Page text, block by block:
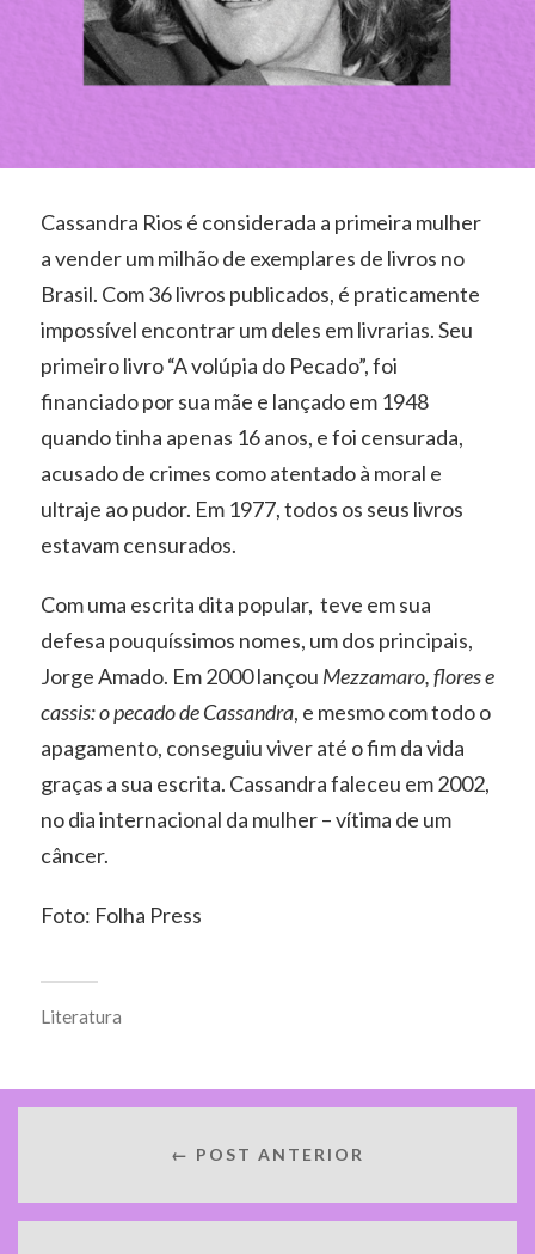
Cassandra Rios é considerada a primeira mulher
a vender um milhão de exemplares de livros no
Brasil. Com 36 livros publicados, é praticamente
impossível encontrar um deles em livrarias. Seu
primeiro livro “A volúpia do Pecado”, foi
financiado por sua mãe e lançado em 1948
quando tinha apenas 16 anos, e foi censurada,
acusado de crimes como atentado à moral e
ultraje ao pudor. Em 1977, todos os seus livros
estavam censurados.
Com uma escrita dita popular, teve em sua
defesa pouquíssimos nomes, um dos principais,
Jorge Amado. Em 2000 lançou Mezzamaro, flores e
cassis: o pecado de Cassandra, e mesmo com todo o
apagamento, conseguiu viver até o fim da vida
graças a sua escrita. Cassandra faleceu em 2002,
no dia internacional da mulher – vítima de um
câncer.
Foto: Folha Press
Literatura
← POST ANTERIOR